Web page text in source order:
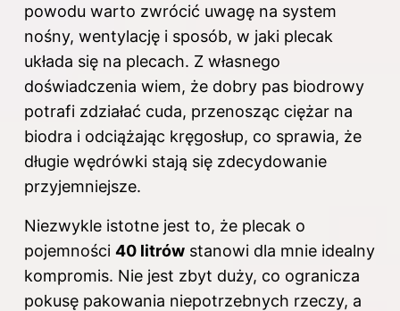
powodu warto zwrócić uwagę na system
nośny, wentylację i sposób, w jaki plecak
układa się na plecach. Z własnego
doświadczenia wiem, że dobry pas biodrowy
potrafi zdziałać cuda, przenosząc ciężar na
biodra i odciążając kręgosłup, co sprawia, że
długie wędrówki stają się zdecydowanie
przyjemniejsze.
Niezwykle istotne jest to, że plecak o
pojemności 40 litrów stanowi dla mnie idealny
kompromis. Nie jest zbyt duży, co ogranicza
pokusę pakowania niepotrzebnych rzeczy, a